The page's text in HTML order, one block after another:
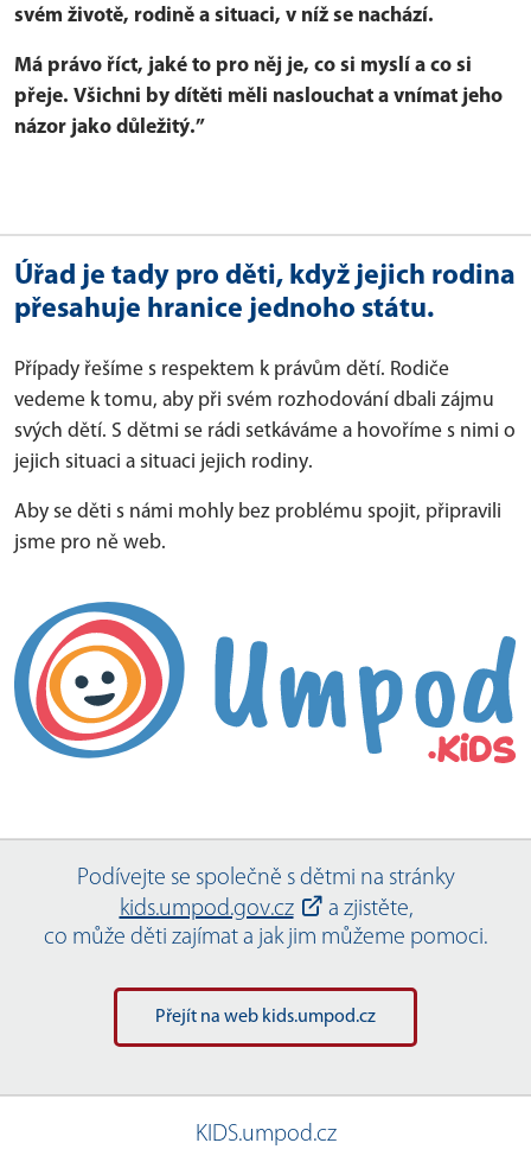
svém životě, rodině a situaci, v níž se nachází.
Má právo říct, jaké to pro něj je, co si myslí a co si
přeje. Všichni by dítěti měli naslouchat a vnímat jeho
názor jako důležitý.”
Úřad je tady pro děti, když jejich rodina
přesahuje hranice jednoho státu.
Případy řešíme s respektem k právům dětí. Rodiče
vedeme k tomu, aby při svém rozhodování dbali zájmu
svých dětí. S dětmi se rádi setkáváme a hovoříme s nimi o
jejich situaci a situaci jejich rodiny.
Aby se děti s námi mohly bez problému spojit, připravili
jsme pro ně web.
Podívejte se společně s dětmi na stránky
kids.umpod.gov.cz
a zjistěte,
co může děti zajímat a jak jim můžeme pomoci.
Přejít na web kids.umpod.cz
KIDS.umpod.cz